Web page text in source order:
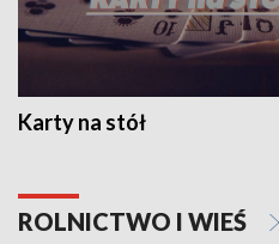
Karty na stół
ROLNICTWO I WIEŚ